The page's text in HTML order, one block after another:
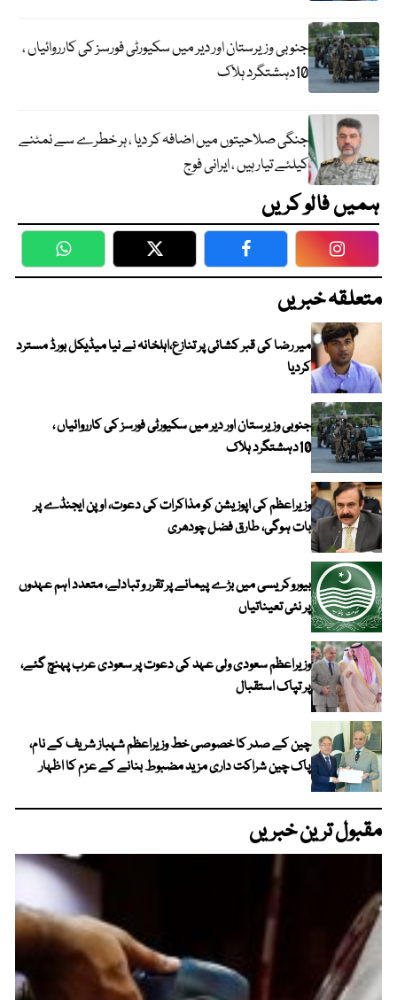
جنوبی وزیرستان اور دیر میں سکیورٹی فورسز کی کارروائیاں ،
10دہشتگرد ہلاک
جنگی صلاحیتوں میں اضافہ کر دیا ، ہر خطرے سے نمٹنے
کیلئے تیار ہیں ، ایرانی فوج
ہمیں فالو کریں
WhatsApp Twitter Facebook
متعلقہ خبریں
میر رضا کی قبر کشائی پر تنازع،اہلخانہ نے نیا میڈیکل بورڈ مسترد
کردیا
جنوبی وزیرستان اور دیر میں سکیورٹی فورسز کی کارروائیاں ،
10دہشتگرد ہلاک
وزیراعظم کی اپوزیشن کو مذاکرات کی دعوت، اوپن ایجنڈے پر
بات ہوگی، طارق فضل چودھری
بیوروکریسی میں بڑے پیمانے پر تقرر و تبادلے، متعدد اہم عہدوں
پر نئی تعیناتیاں
وزیراعظم سعودی ولی عہد کی دعوت پر سعودی عرب پہنچ گئے،
پر تپاک استقبال
چین کے صدر کا خصوصی خط وزیراعظم شہباز شریف کے نام،
پاک چین شراکت داری مزید مضبوط بنانے کے عزم کا اظہار
مقبول ترین خبریں